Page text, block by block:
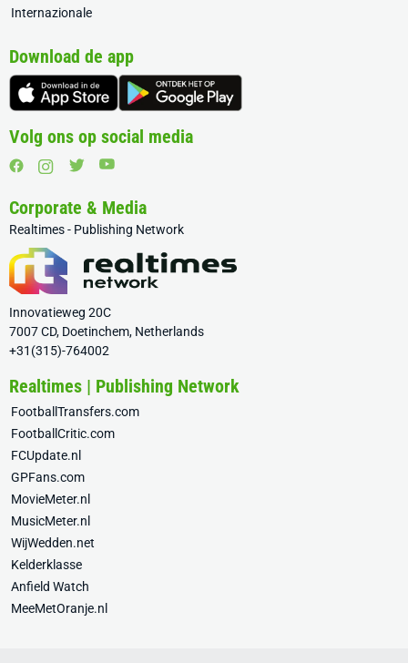
Internazionale
Download de app
Volg ons op social media
Corporate & Media
Realtimes - Publishing Network
Innovatieweg 20C
7007 CD, Doetinchem, Netherlands
+31(315)-764002
Realtimes | Publishing Network
FootballTransfers.com
FootballCritic.com
FCUpdate.nl
GPFans.com
MovieMeter.nl
MusicMeter.nl
WijWedden.net
Kelderklasse
Anfield Watch
MeeMetOranje.nl